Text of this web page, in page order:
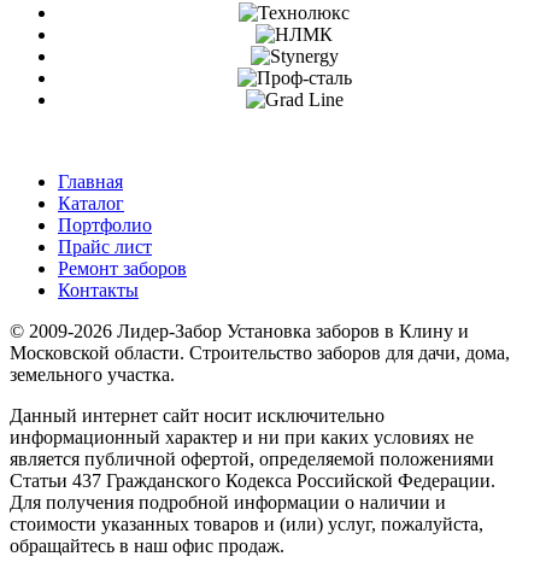
Главная
Каталог
Портфолио
Прайс лист
Ремонт заборов
Контакты
© 2009-2026 Лидер-Забор Установка заборов в Клину и
Московской области. Строительство заборов для дачи, дома,
земельного участка.
Данный интернет сайт носит исключительно
информационный характер и ни при каких условиях не
является публичной офертой, определяемой положениями
Статьи 437 Гражданского Кодекса Российской Федерации.
Для получения подробной информации о наличии и
стоимости указанных товаров и (или) услуг, пожалуйста,
обращайтесь в наш офис продаж.